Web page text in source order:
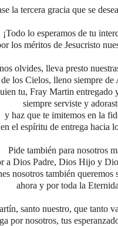
la tercera gracia que se
¡Todo lo esperamos de tu
los méritos de Jesucristo
olvides, lleva presto
los Cielos, lleno siempre
tu, Fray Martin entregado
siempre serviste y
y haz que te imitemos en la
el espíritu de entrega hacia
Pide también para nosotros
a Dios Padre, Dios Hijo y
nosotros también queremos
ahora y por toda la
santo nuestro, que tanto
por nosotros, tus